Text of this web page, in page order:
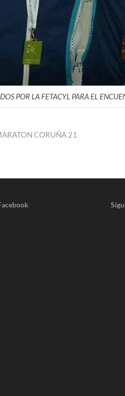
POR LA FETACYL PARA EL
CORUÑA 21